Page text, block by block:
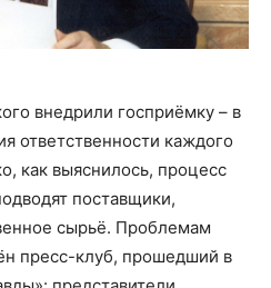
внедрили госприёмку – в
ответственности каждого
как выяснилось, процесс
поставщики,
сырьё. Проблемам
пресс-клуб, прошедший в